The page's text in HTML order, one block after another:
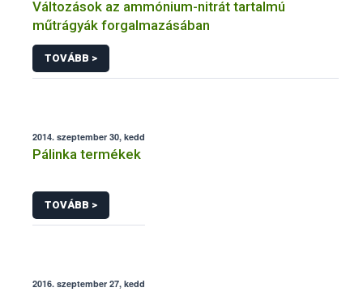
Változások az ammónium-nitrát tartalmú
műtrágyák forgalmazásában
TOVÁBB >
2014. szeptember 30, kedd
Pálinka termékek
TOVÁBB >
2016. szeptember 27, kedd